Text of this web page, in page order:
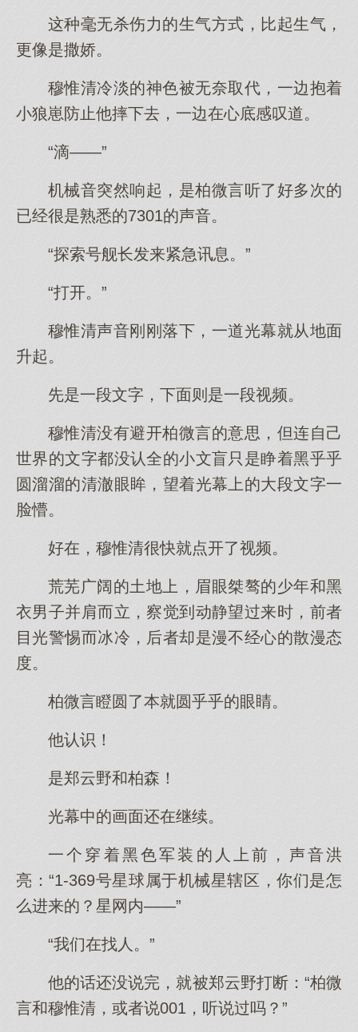
这种毫无杀伤力的生气方式，比起生气，
更像是撒娇。
穆惟清冷淡的神色被无奈取代，一边抱着
小狼崽防止他摔下去，一边在心底感叹道。
“滴——”
机械音突然响起，是柏微言听了好多次的
已经很是熟悉的7301的声音。
“探索号舰长发来紧急讯息。”
“打开。”
穆惟清声音刚刚落下，一道光幕就从地面
升起。
先是一段文字，下面则是一段视频。
穆惟清没有避开柏微言的意思，但连自己
世界的文字都没认全的小文盲只是睁着黑乎乎
圆溜溜的清澈眼眸，望着光幕上的大段文字一
脸懵。
好在，穆惟清很快就点开了视频。
荒芜广阔的土地上，眉眼桀骜的少年和黑
衣男子并肩而立，察觉到动静望过来时，前者
目光警惕而冰冷，后者却是漫不经心的散漫态
度。
柏微言瞪圆了本就圆乎乎的眼睛。
他认识！
是郑云野和柏森！
光幕中的画面还在继续。
一个穿着黑色军装的人上前，声音洪
亮：“1-369号星球属于机械星辖区，你们是怎
么进来的？星网内——”
“我们在找人。”
他的话还没说完，就被郑云野打断：“柏微
言和穆惟清，或者说001，听说过吗？”